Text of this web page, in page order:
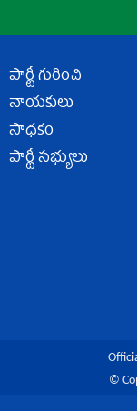
పార్టీ గురించి
నాయకులు
సాధకం
పార్టీ సభ్యులు
©